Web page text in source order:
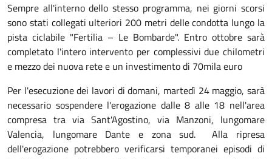
Sempre all'interno dello stesso programma, nei giorni scorsi
sono stati collegati ulteriori 200 metri delle condotta lungo la
pista ciclabile "Fertilia – Le Bombarde". Entro ottobre sarà
completato l'intero intervento per complessivi due chilometri
e mezzo dei nuova rete e un investimento di 70mila euro
Per l'esecuzione dei lavori di domani, martedì 24 maggio, sarà
necessario sospendere l'erogazione dalle 8 alle 18 nell'area
compresa tra via Sant'Agostino, via Manzoni, lungomare
Valencia, lungomare Dante e zona sud. Alla ripresa
dell'erogazione potrebbero verificarsi temporanei episodi di